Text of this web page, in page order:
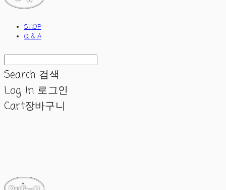
SHOP
Q & A
Search 검색
Log In 로그인
Cart장바구니